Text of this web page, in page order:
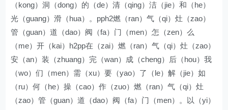
（kong）洞（dong）的（de）清（qing）洁（jie）和（he）
光（guang）滑（hua）。pph2燃（ran）气（qi）灶（zao）
管（guan）道（dao）阀（fa）门（men）怎（zen）么
（me）开（kai）h2pp在（zai）燃（ran）气（qi）灶（zao）
安（an）装（zhuang）完（wan）成（cheng）后（hou）我
（wo）们（men）需（xu）要（yao）了（le）解（jie）如
（ru）何（he）操（cao）作（zuo）燃（ran）气（qi）灶
（zao）管（guan）道（dao）阀（fa）门（men）。以（yi）